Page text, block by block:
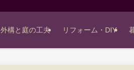
外構と庭の工夫 リフォーム・DIY